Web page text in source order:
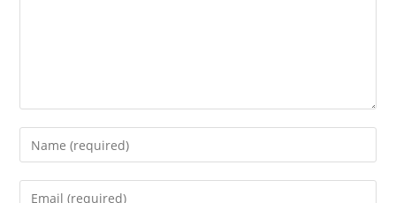
Enter
your
name
Enter